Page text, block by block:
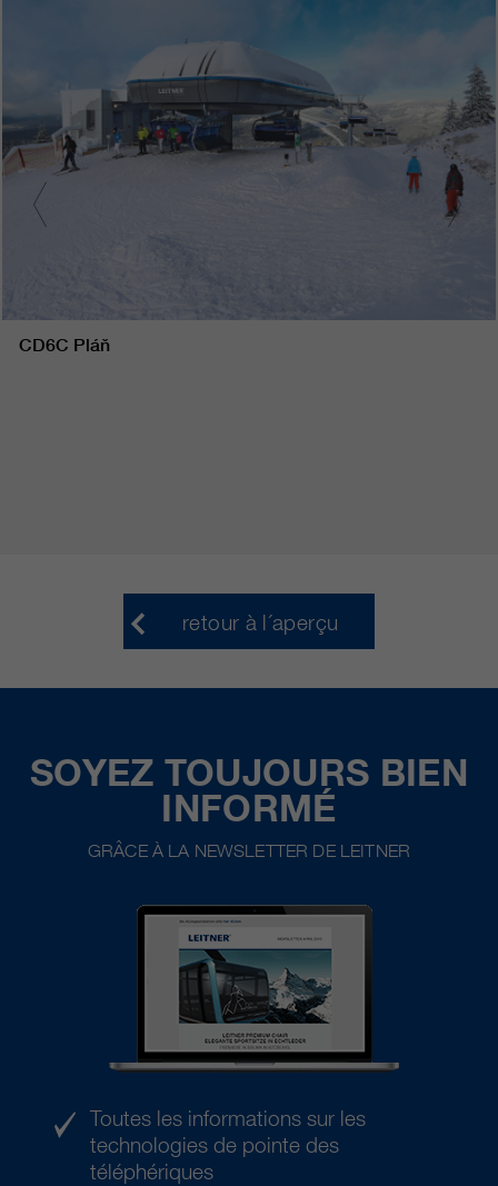
CD6C Pláň
retour à l´aperçu
SOYEZ TOUJOURS BIEN
INFORMÉ
GRÂCE À LA NEWSLETTER DE LEITNER
Toutes les informations sur les
technologies de pointe des
téléphériques